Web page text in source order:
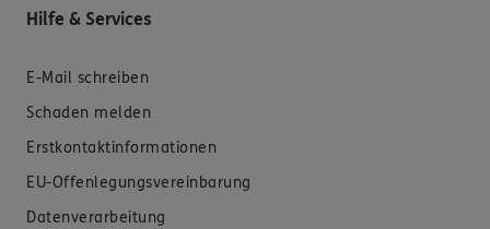
Hilfe & Services
E-Mail schreiben
Schaden melden
Erstkontaktinformationen
EU-Offenlegungsvereinbarung
Datenverarbeitung